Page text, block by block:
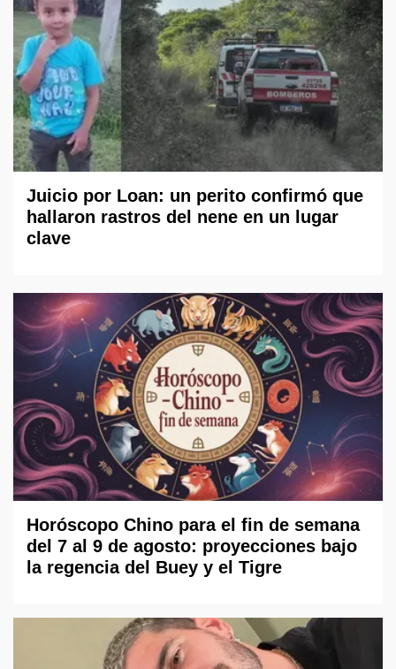
Juicio por Loan: un perito confirmó que
hallaron rastros del nene en un lugar
clave
Horóscopo Chino para el fin de semana
del 7 al 9 de agosto: proyecciones bajo
la regencia del Buey y el Tigre